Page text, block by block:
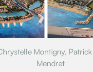
Montigny,
Mendret